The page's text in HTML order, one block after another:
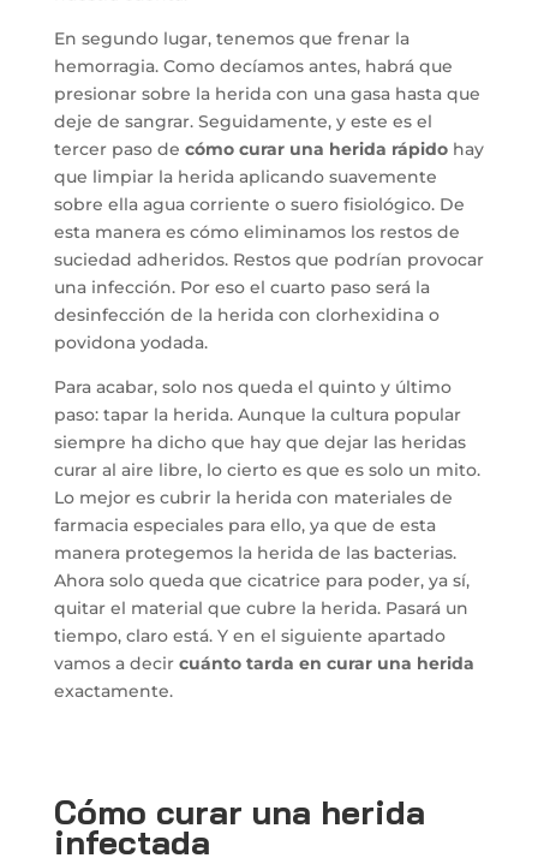
En segundo lugar, tenemos que frenar la
hemorragia. Como decíamos antes, habrá que
presionar sobre la herida con una gasa hasta que
deje de sangrar. Seguidamente, y este es el
tercer paso de cómo curar una herida rápidohay
que limpiar la herida aplicando suavemente
sobre ella agua corriente o suero fisiológico. De
esta manera es cómo eliminamos los restos de
suciedad adheridos. Restos que podrían provocar
una infección. Por eso el cuarto paso será la
desinfección de la herida con clorhexidina o
povidona yodada.
Para acabar, solo nos queda el quinto y último
paso: tapar la herida. Aunque la cultura popular
siempre ha dicho que hay que dejar las heridas
curar al aire libre, lo cierto es que es solo un mito.
Lo mejor es cubrir la herida con materiales de
farmacia especiales para ello, ya que de esta
manera protegemos la herida de las bacterias.
Ahora solo queda que cicatrice para poder, ya sí,
quitar el material que cubre la herida. Pasará un
tiempo, claro está. Y en el siguiente apartado
vamos a decir cuánto tarda en curar una herida
exactamente.
Cómo curar una herida
infectada